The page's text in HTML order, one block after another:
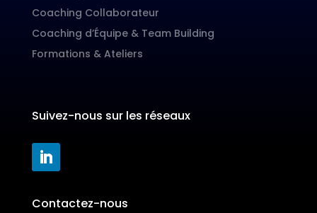
Coaching Collaborateur
Coaching d’Équipe & Team Building
Formations & Ateliers
Suivez-nous sur les réseaux
Contactez-nous